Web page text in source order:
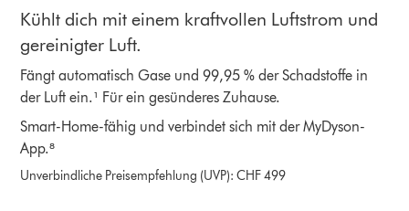
Kühlt dich mit einem kraftvollen Luftstrom und
gereinigter Luft.
Fängt automatisch Gase und 99,95 % der Schadstoffe in
der Luft ein.¹ Für ein gesünderes Zuhause.
Smart-Home-fähig und verbindet sich mit der MyDyson-
App.⁸
Unverbindliche Preisempfehlung (UVP): CHF 499